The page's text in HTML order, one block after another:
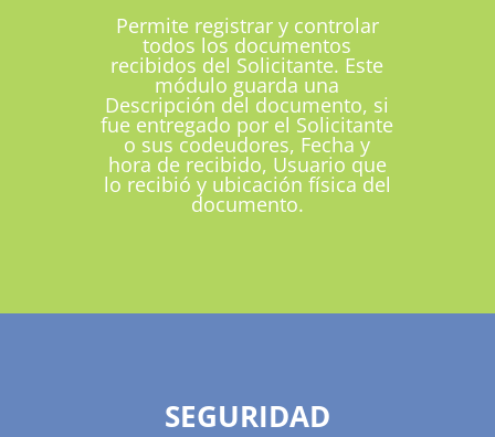
Permite registrar y controlar
todos los documentos
recibidos del Solicitante. Este
módulo guarda una
Descripción del documento, si
fue entregado por el Solicitante
o sus codeudores, Fecha y
hora de recibido, Usuario que
lo recibió y ubicación física del
documento.
SEGURIDAD